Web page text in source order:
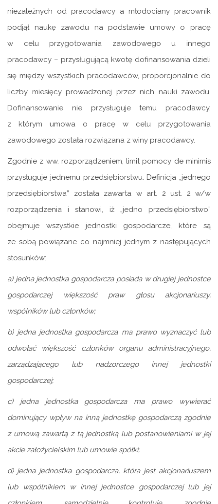
niezależnych od pracodawcy a młodociany pracownik
podjął naukę zawodu na podstawie umowy o pracę
w celu przygotowania zawodowego u innego
pracodawcy – przysługującą kwotę dofinansowania dzieli
się między wszystkich pracodawców, proporcjonalnie do
liczby miesięcy prowadzonej przez nich nauki zawodu.
Dofinansowanie nie przysługuje temu pracodawcy,
z którym umowa o pracę w celu przygotowania
zawodowego została rozwiązana z winy pracodawcy.
Zgodnie z ww. rozporządzeniem, limit pomocy de minimis
przysługuje jednemu przedsiębiorstwu. Definicja „jednego
przedsiębiorstwa” została zawarta w art. 2 ust. 2 w/w
rozporządzenia i stanowi, iż „jedno przedsiębiorstwo”
obejmuje wszystkie jednostki gospodarcze, które są
ze sobą powiązane co najmniej jednym z następujących
stosunków:
a) jedna jednostka gospodarcza posiada w drugiej jednostce
gospodarczej większość praw głosu akcjonariuszy,
wspólników lub członków;
b) jedna jednostka gospodarcza ma prawo wyznaczyć lub
odwołać większość członków organu administracyjnego,
zarządzającego lub nadzorczego innej jednostki
gospodarczej;
c) jedna jednostka gospodarcza ma prawo wywierać
dominujący wpływ na inną jednostkę gospodarczą zgodnie
z umową zawartą z tą jednostką lub postanowieniami w jej
akcie założycielskim lub umowie spółki;
d) jedna jednostka gospodarcza, która jest akcjonariuszem
lub wspólnikiem w innej jednostce gospodarczej lub jej